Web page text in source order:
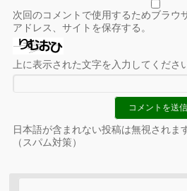
次回のコメントで使用するためブラウ
アドレス、サイトを保存する。
上に表示された文字を入力してくださ
日本語が含まれない投稿は無視されま
（スパム対策）